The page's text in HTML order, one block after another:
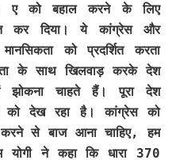
ए को बहाल करने के लिए
कर दिया। ये कांग्रेस और
को प्रदर्शित करता
के साथ खिलवाड़ करके देश
चाहते हैं। पूरा देश
को देख रहा है। कांग्रेस को
से बाज आना चाहिए, हम
योगी ने कहा कि धारा 370